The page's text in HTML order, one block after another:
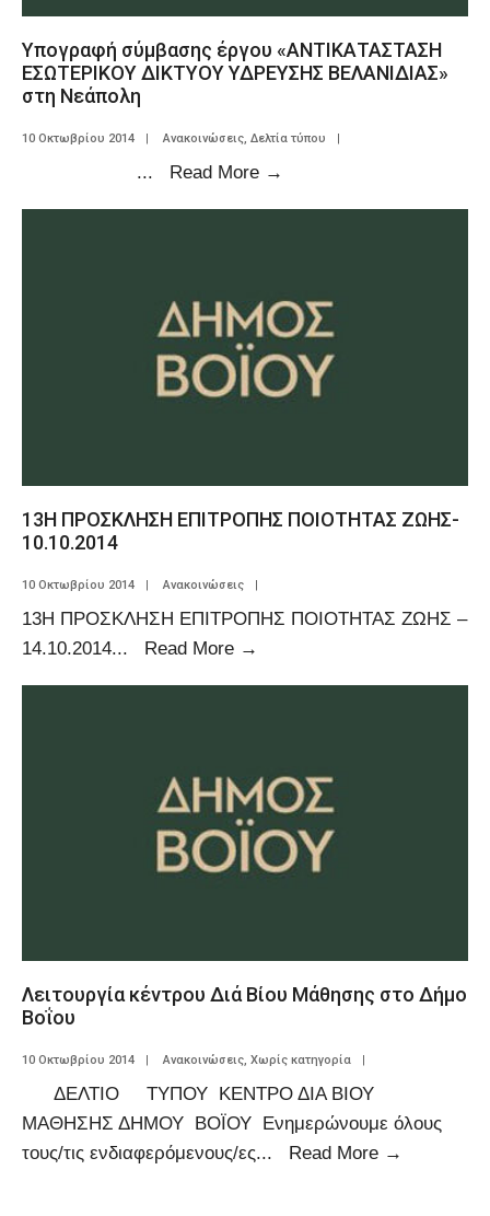
Υπογραφή σύμβασης έργου «ΑΝΤΙΚΑΤΑΣΤΑΣΗ
ΕΣΩΤΕΡΙΚΟΥ ΔΙΚΤΥΟΥ ΥΔΡΕΥΣΗΣ ΒΕΛΑΝΙΔΙΑΣ»
στη Νεάπολη
10 Οκτωβρίου 2014 | Ανακοινώσεις Δελτία τύπου |
... Read More →
13Η ΠΡΟΣΚΛΗΣΗ ΕΠΙΤΡΟΠΗΣ ΠΟΙΟΤΗΤΑΣ ΖΩΗΣ-
10.10.2014
10 Οκτωβρίου 2014 | Ανακοινώσεις |
13Η ΠΡΟΣΚΛΗΣΗ ΕΠΙΤΡΟΠΗΣ ΠΟΙΟΤΗΤΑΣ ΖΩΗΣ –
14.10.2014... Read More →
Λειτουργία κέντρου Διά Βίου Μάθησης στο Δήμο
Βοΐου
10 Οκτωβρίου 2014 Ανακοινώσεις, Χωρίς κατηγορία
ΔΕΛΤΙΟ ΤΥΠΟΥ ΚΕΝΤΡΟ ΔΙΑ ΒΙΟΥ
ΜΑΘΗΣΗΣ ΔΗΜΟΥ ΒΟΪΟΥ Ενημερώνουμε όλους
τους/τις ενδιαφερόμενους/ες... Read More →